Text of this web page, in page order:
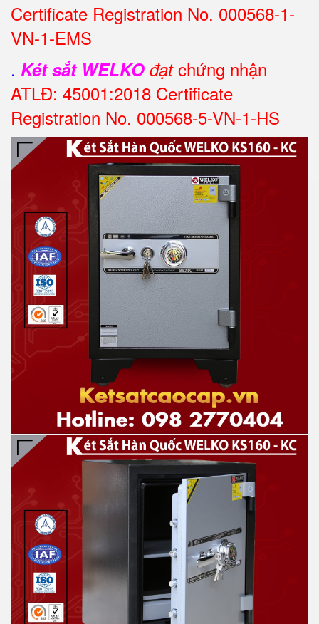
Certificate Registration No. 000568-1-
VN-1-EMS
. Két sắt WELKO đạtchứng nhận
ATLĐ: 45001:2018 Certificate
Registration No. 000568-5-VN-1-HS